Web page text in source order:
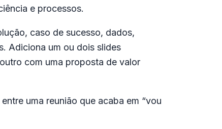
e processos.
caso de sucesso, dados,
Adiciona um ou dois slides
com uma proposta de valor
uma reunião que acaba em “vou